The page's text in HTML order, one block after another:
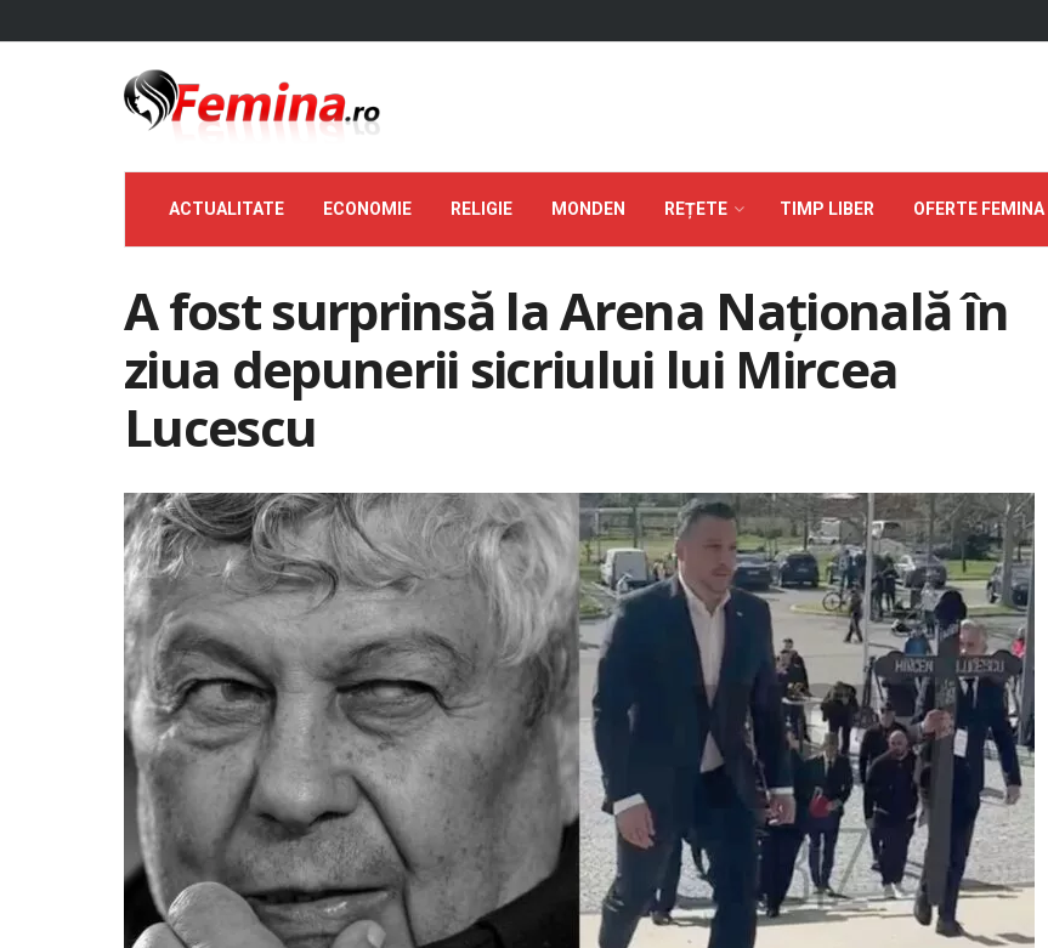
ACTUALITATE ECONOMIE RELIGIE MONDEN REȚETE TIMP LIBER OFERTE FEMINA
A fost surprinsă la Arena Națională în
ziua depunerii sicriului lui Mircea
Lucescu